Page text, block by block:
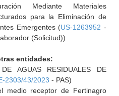
Mediante Materiales
para la Eliminación de
Emergentes (US-1263952 -
(Solicitud))
entidades:
DE AGUAS RESIDUALES DE
2303/43/2023 - PAS)
medio receptor de Fertinagro